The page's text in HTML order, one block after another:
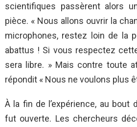
scientifiques passèrent alors
pièce. « Nous allons ouvrir la
microphones, restez loin de la
abattus ! Si vous respectez
sera libre. » Mais contre toute
répondit « Nous ne voulons plus
À la fin de l’expérience, au bout
fut ouverte. Les chercheurs